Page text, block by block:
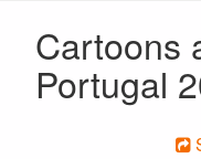
Cartoons
Portugal